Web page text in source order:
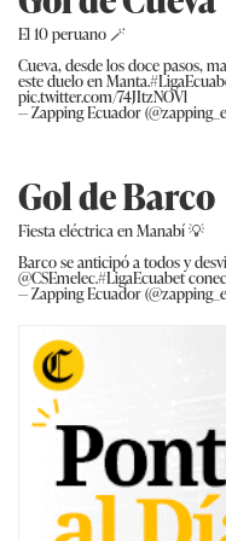
El 10 peruano 🪄
Cueva, desde los doce pasos,
este duelo en Manta.
pic.twitter.com/74JItzNOVl
— Zapping Ecuador
Gol de Barco
Fiesta eléctrica en Manabí 💡
Barco se anticipó a todos y
@CSEmelec.#LigaEcuabet
— Zapping Ecuador